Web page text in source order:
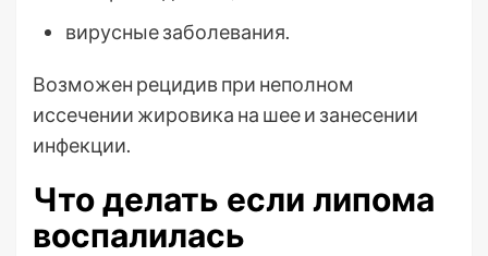
вирусные заболевания.
Возможен рецидив при неполном
иссечении жировика на шее и занесении
инфекции.
Что делать если липома
воспалилась